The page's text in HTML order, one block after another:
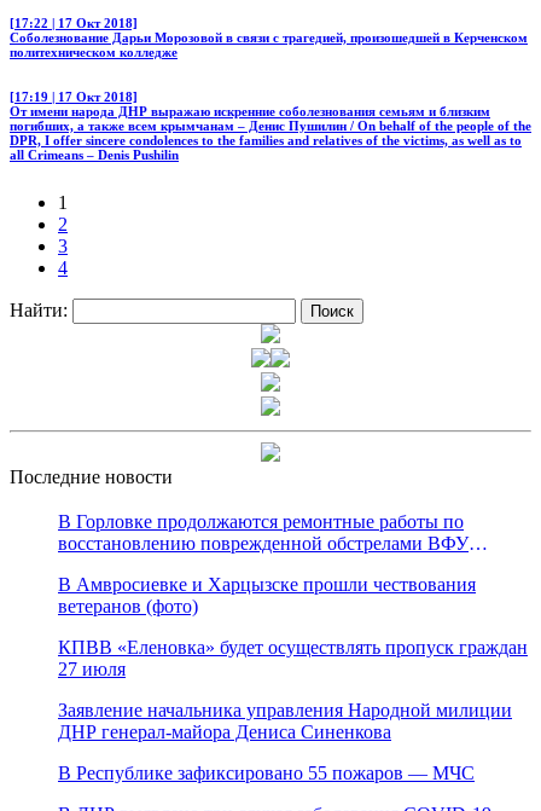
[17:22 | 17 Окт 2018]
Соболезнование Дарьи Морозовой в связи с трагедией, произошедшей в Керченском
политехническом колледже
[17:19 | 17 Окт 2018]
От имени народа ДНР выражаю искренние соболезнования семьям и близким
погибших, а также всем крымчанам – Денис Пушилин / On behalf of the people of the
DPR, I offer sincere condolences to the families and relatives of the victims, as well as to
all Crimeans – Denis Pushilin
1
2
3
4
Найти:
Последние новости
В Горловке продолжаются ремонтные работы по
восстановлению поврежденной обстрелами ВФУ
В Амвросиевке и Харцызске прошли чествования
ветеранов (фото)
КПВВ «Еленовка» будет осуществлять пропуск граждан
27 июля
Заявление начальника управления Народной милиции
ДНР генерал-майора Дениса Синенкова
В Республике зафиксировано 55 пожаров — МЧС